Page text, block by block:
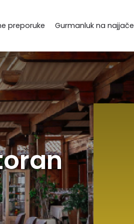
preporuke Gurmanluk na najjače